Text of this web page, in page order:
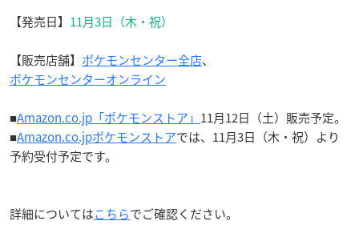
【発売日】 11月3日（木・祝）
【販売店舗】 ポケモンセンター全店、
ポケモンセンターオンライン
■Amazon.co.jp「ポケモンストア」 11月12日（土）販売予定。
■Amazon.co.jpポケモンストアでは、11月3日（木・祝）より
予約受付予定です。
詳細についてはこちらでご確認ください。